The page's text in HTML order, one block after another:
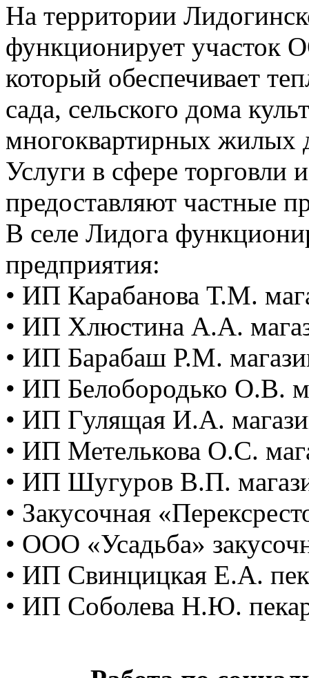
На территории
функционирует
который обеспечивает
сада, сельского дома
многоквартирных жилых
Услуги в сфере торговли
предоставляют частные
В селе Лидога
предприятия:
• ИП Карабанова Т.М.
• ИП Хлюстина А.А.
• ИП Барабаш Р.М.
• ИП Белобородько О.В.
• ИП Гулящая И.А.
• ИП Метелькова О.С.
• ИП Шугуров В.П.
• Закусочная
• ООО «Усадьба»
• ИП Свинцицкая Е.А.
• ИП Соболева Н.Ю.